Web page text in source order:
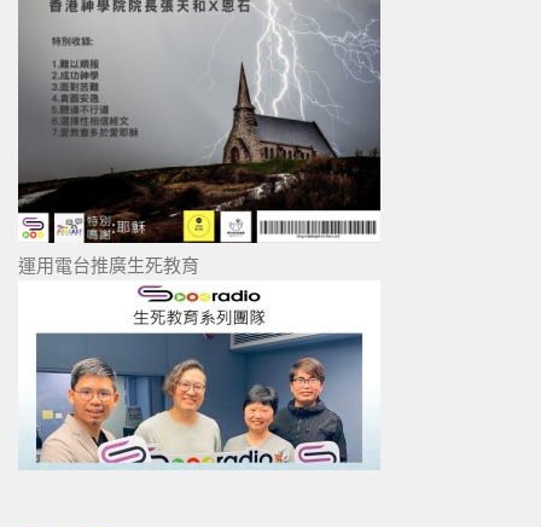
運用電台推廣生死教育